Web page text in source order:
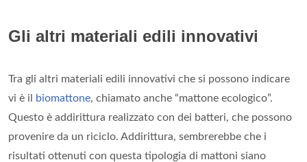
Gli altri materiali edili innovativi
Tra gli altri materiali edili innovativi che si possono indicare
vi è il
biomattone, chiamato anche “mattone ecologico”.
Questo è addirittura realizzato con dei batteri, che possono
provenire da un riciclo. Addirittura, sembrerebbe che i
risultati ottenuti con questa tipologia di mattoni siano